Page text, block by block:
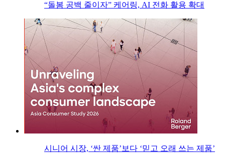
“돌봄 공백 줄이자” 케어링, AI 전화 활용 확대
시니어 시장, ‘싼 제품’보다 ‘믿고 오래 쓰는 제품’